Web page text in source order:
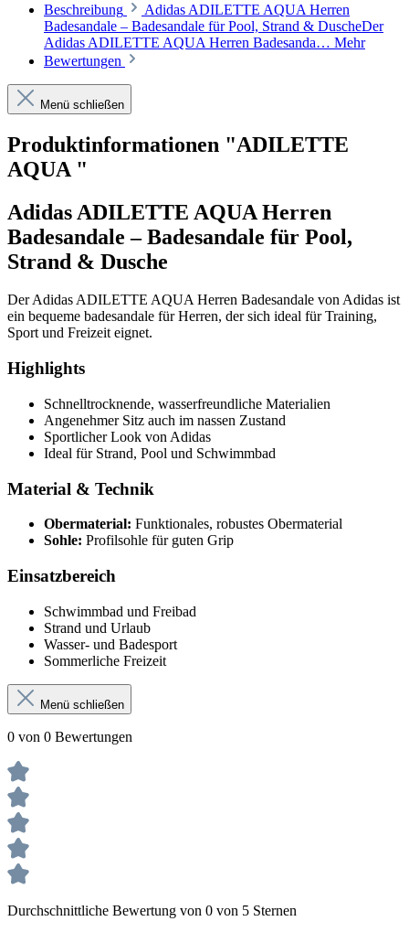
Beschreibung
Adidas ADILETTE AQUA Herren
Badesandale – Badesandale für Pool, Strand & DuscheDer
Adidas ADILETTE AQUA Herren Badesanda… Mehr
Bewertungen
Menü schließen
Produktinformationen "ADILETTE
AQUA "
Adidas ADILETTE AQUA Herren
Badesandale – Badesandale für Pool,
Strand & Dusche
Der Adidas ADILETTE AQUA Herren Badesandale von Adidas ist
ein bequeme badesandale für Herren, der sich ideal für Training,
Sport und Freizeit eignet.
Highlights
Schnelltrocknende, wasserfreundliche Materialien
Angenehmer Sitz auch im nassen Zustand
Sportlicher Look von Adidas
Ideal für Strand, Pool und Schwimmbad
Material & Technik
Obermaterial: Funktionales, robustes Obermaterial
Sohle: Profilsohle für guten Grip
Einsatzbereich
Schwimmbad und Freibad
Strand und Urlaub
Wasser- und Badesport
Sommerliche Freizeit
Menü schließen
0 von 0 Bewertungen
Durchschnittliche Bewertung von 0 von 5 Sternen